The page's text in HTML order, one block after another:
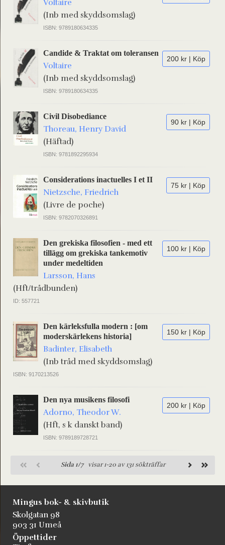
Voltaire
(Inb med skyddsomslag)
ISBN: 9789180634335
200 kr | Köp
Candide & Traktat om toleransen
Voltaire
(Inb med skyddsomslag)
ISBN: 9789180634335
90 kr | Köp
Civil Disobediance
Thoreau, Henry David
(Häftad)
ISBN: 9781892295934
75 kr | Köp
Considerations inactuelles I et II
Nietzsche, Friedrich
(Livre de poche)
ISBN: 9782070326891
100 kr | Köp
Den grekiska filosofien - med ett
tillägg om grekiska tankemotiv
under medeltiden
Larsson, Hans
(Hft/trådbunden)
ID: 557721
150 kr | Köp
Den kärleksfulla modern : [om
moderskärlekens historia]
Badinter, Elisabeth
(Inb tråd med skyddsomslag)
ISBN: 9170213526
200 kr | Köp
Den nya musikens filosofi
Adorno, Theodor W.
(Hft, s k danskt band)
ISBN: 9789189728721
Sida 1/7visar 1-20 av 131 sökträffar
Mingus bok- & skivbutik
Skolgatan 98
903 31 Umeå
Öppettider